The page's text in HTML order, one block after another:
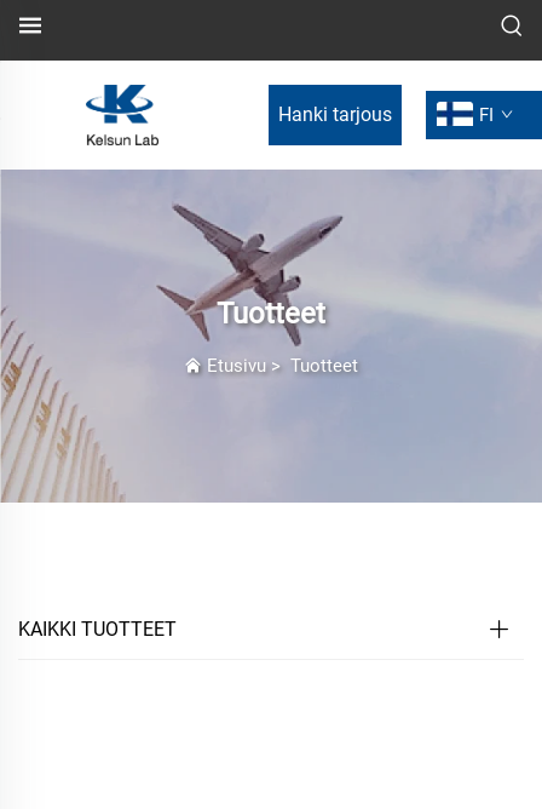
Hanki tarjous FI
Tuotteet
Etusivu> Tuotteet
KAIKKI TUOTTEET